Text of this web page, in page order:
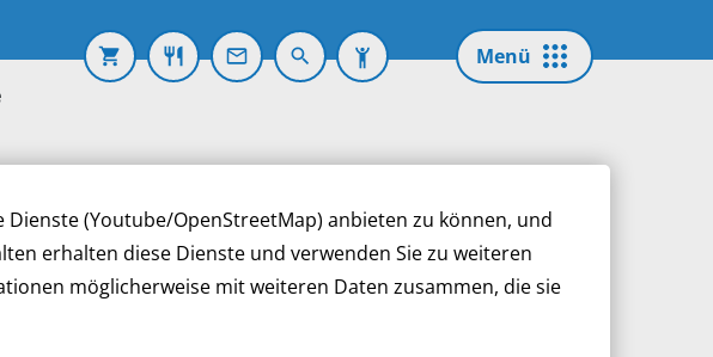
Menü für barrierefreie Funktionen
Menü
(Youtube/OpenStreetMap) anbieten zu können, und
erhalten diese Dienste und verwenden Sie zu weiteren
möglicherweise mit weiteren Daten zusammen, die sie